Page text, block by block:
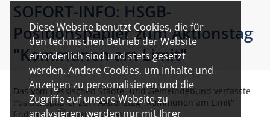
Diese Website benutzt Cookies, die für
den technischen Betrieb der Website
erforderlich sind und stets gesetzt
werden. Andere Cookies, um Inhalte und
Anzeigen zu personalisieren und die
Zugriffe auf unsere Website zu
analysieren, werden nur mit Ihrer
SOFORT-INFO: HSGB-
Positionspapier zum Aktionstag
"Kommunen am Limit"
Das vom Hessischen Städte- und Gemeindebund verfasste
Positionspapier zum Aktionstag "Kommunen am Limit"
finden Sie
hier!(750 KB)